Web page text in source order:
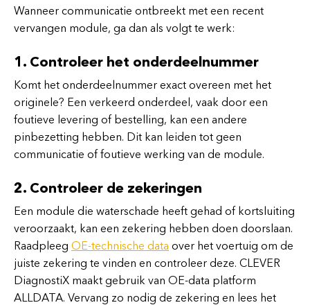
Wanneer communicatie ontbreekt met een recent
vervangen module, ga dan als volgt te werk:
1. Controleer het onderdeelnummer
Komt het onderdeelnummer exact overeen met het
originele? Een verkeerd onderdeel, vaak door een
foutieve levering of bestelling, kan een andere
pinbezetting hebben. Dit kan leiden tot geen
communicatie of foutieve werking van de module.
2. Controleer de zekeringen
Een module die waterschade heeft gehad of kortsluiting
veroorzaakt, kan een zekering hebben doen doorslaan.
Raadpleeg OE-technische data over het voertuig om de
juiste zekering te vinden en controleer deze. CLEVER
DiagnostiX maakt gebruik van OE-data platform
ALLDATA. Vervang zo nodig de zekering en lees het